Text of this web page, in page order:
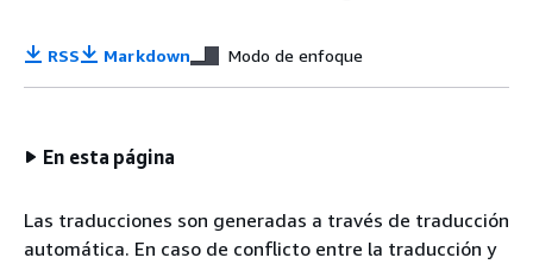
RSS Markdown Modo de enfoque
En esta página
Las traducciones son generadas a través de traducción
automática. En caso de conflicto entre la traducción y